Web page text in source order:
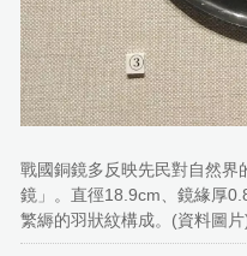
戰國銅鏡多反映先民對自然界
鏡」。直徑18.9cm、鏡緣厚
繁縟的羽狀紋構成。(資料圖片